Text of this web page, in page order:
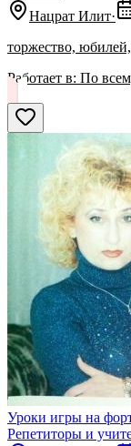
Нацрат Илит·
торжество,
Работает в: По
Уроки игры на
Репетиторы и